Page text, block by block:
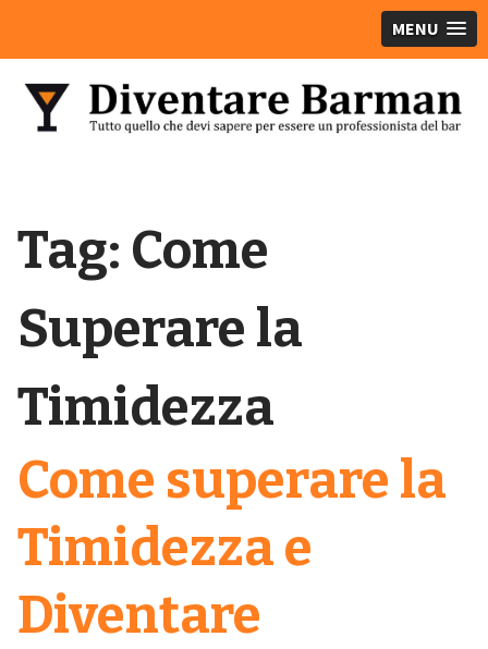
MENU
Tag: Come
Superare la
Timidezza
Come superare la
Timidezza e
Diventare